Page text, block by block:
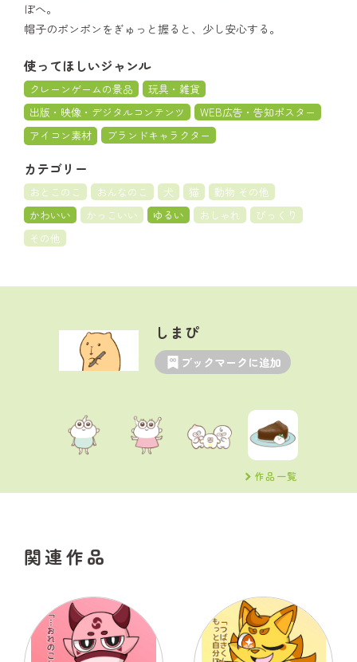
ぽへ。
帽子のポンポンをぎゅっと握ると、少し安心する。
使ってほしいジャンル
クレーンゲームの景品
玩具・雑貨
出版・映像・デジタルコンテンツ
WEB広告・告知ポスター
アイコン素材
ブランドキャラクター
カテゴリー
おとこのこ おんなのこ 犬 猫
動物 その他
かわいい
かっこいい ゆるい おしゃれ
びっくり
その他
しまぴ
ブックマークに追加
作品一覧
関連作品